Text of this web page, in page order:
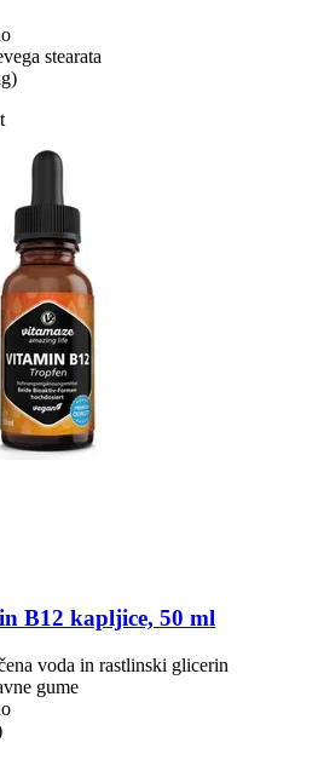
stearata
B12 kapljice, 50 ml
voda in rastlinski glicerin
gume